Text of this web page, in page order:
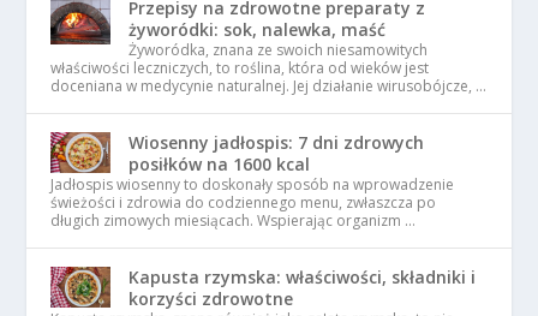
Przepisy na zdrowotne preparaty z
żyworódki: sok, nalewka, maść
Żyworódka, znana ze swoich niesamowitych
właściwości leczniczych, to roślina, która od wieków jest
doceniana w medycynie naturalnej. Jej działanie wirusobójcze, …
Wiosenny jadłospis: 7 dni zdrowych
posiłków na 1600 kcal
Jadłospis wiosenny to doskonały sposób na wprowadzenie
świeżości i zdrowia do codziennego menu, zwłaszcza po
długich zimowych miesiącach. Wspierając organizm …
Kapusta rzymska: właściwości, składniki i
korzyści zdrowotne